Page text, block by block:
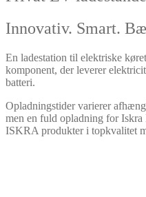
Innovativ. Smart.
En ladestation til elektriske
komponent, der leverer
batteri.
Opladningstider varierer
men en fuld opladning for
ISKRA produkter i topkvalitet